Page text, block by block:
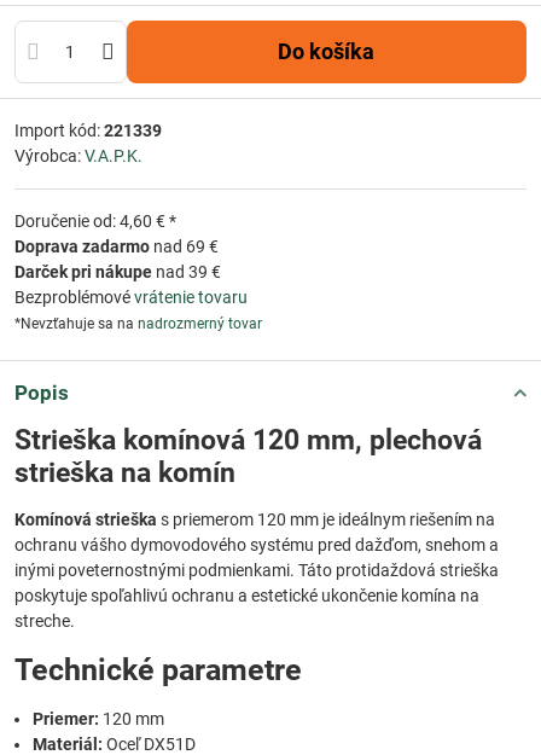
Do košíka
Import kód:221339
Výrobca:V.A.P.K.
Doručenie od: 4,60 € *
Doprava zadarmo nad 69 €
Darček pri nákupe nad 39 €
Bezproblémovévrátenie tovaru
*Nevzťahuje sa na nadrozmerný tovar
Popis
Strieška komínová 120 mm, plechová
strieška na komín
Komínová strieška s priemerom 120 mm je ideálnym riešením na
ochranu vášho dymovodového systému pred dažďom, snehom a
inými poveternostnými podmienkami. Táto protidaždová strieška
poskytuje spoľahlivú ochranu a estetické ukončenie komína na
streche.
Technické parametre
Priemer: 120 mm
Materiál: Oceľ DX51D